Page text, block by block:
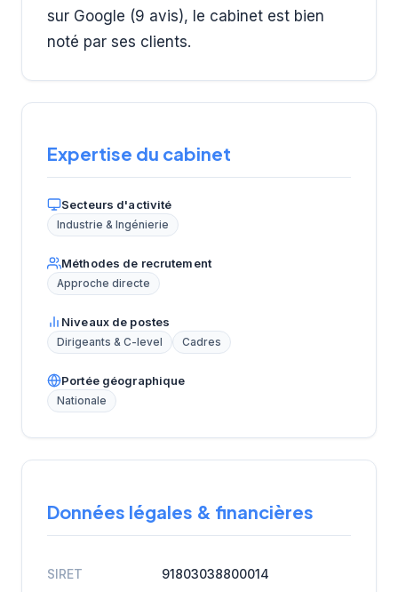
sur Google (9 avis), le cabinet est bien
noté par ses clients.
Expertise du cabinet
Secteurs d'activité
Industrie & Ingénierie
Méthodes de recrutement
Approche directe
Niveaux de postes
Dirigeants & C-level Cadres
Portée géographique
Nationale
Données légales & financières
SIRET 91803038800014